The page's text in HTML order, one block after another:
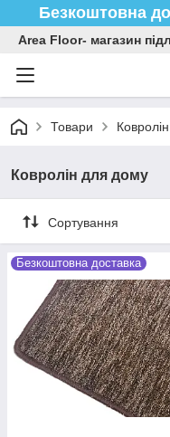
Безкоштовна
Area Floor- магазин
Товари Ковролін
Ковролін для дому
Сортування
Безкоштовна доставка